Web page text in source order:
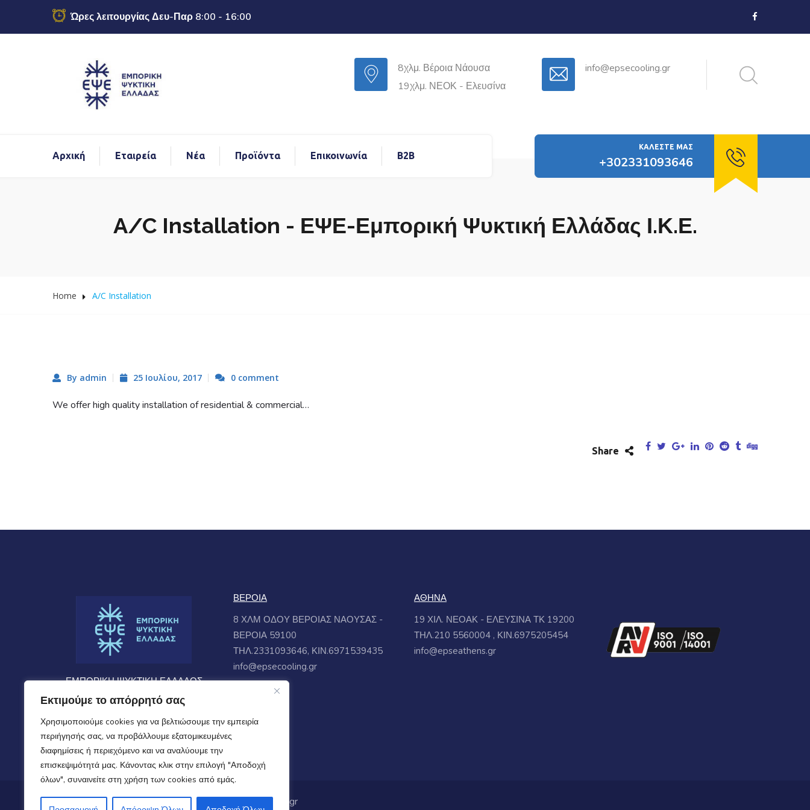
Εκτιμούμε το απόρρητό σας
Χρησιμοποιούμε cookies για να βελτιώσουμε την εμπειρία
περιήγησής σας, να προβάλλουμε εξατομικευμένες
διαφημίσεις ή περιεχόμενο και να αναλύουμε την
επισκεψιμότητά μας. Κάνοντας κλικ στην επιλογή "Αποδοχή
όλων", συναινείτε στη χρήση των cookies από εμάς.
Ώρες λειτουργίας Δευ-Παρ 8:00 - 16:00
8χλμ. Βέροια Νάουσα
19χλμ. ΝΕΟΚ - Ελευσίνα
info@epsecooling.gr
Αρχική Εταιρεία Νέα Προϊόντα Επικοινωνία B2B
ΚΑΛΈΣΤΕ ΜΑΣ
+302331093646
A/C Installation - ΕΨΕ-Εμπορική Ψυκτική Ελλάδας Ι.Κ.Ε.
Home A/C Installation
By admin 25 Ιουλίου, 2017 0 comment
We offer high quality installation of residential & commercial…
Share
ΕΜΠΟΡΙΚΗ ΨΥΚΤΙΚΗ ΕΛΛΑΔΟΣ
ΕΜΠΟΡΙΑ ΨΥΚΤΙΚΩΝ-
ΒΕΡΟΙΑ
8 ΧΛΜ ΟΔΟΥ ΒΕΡΟΙΑΣ ΝΑΟΥΣΑΣ -
ΒΕΡΟΙΑ 59100
ΤΗΛ.2331093646, ΚΙΝ.6971539435
info@epsecooling.gr
ΑΘΗΝΑ
19 ΧΙΛ. ΝΕΟΑΚ - ΕΛΕΥΣΙΝΑ ΤΚ 19200
ΤΗΛ.210 5560004 , ΚΙΝ.6975205454
info@epseathens.gr
Copyrights © 2024 All Rights Reserved by epsecooling.gr